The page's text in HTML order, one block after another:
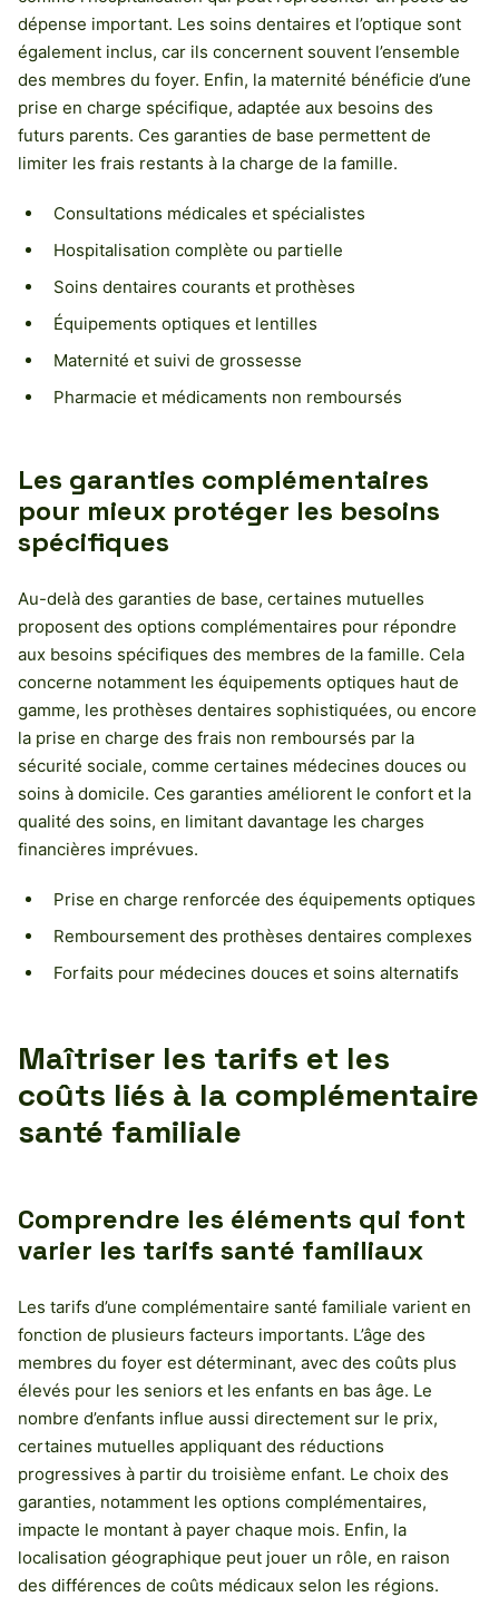
dépense important. Les soins dentaires et l’optique sont
également inclus, car ils concernent souvent l’ensemble
des membres du foyer. Enfin, la maternité bénéficie d’une
prise en charge spécifique, adaptée aux besoins des
futurs parents. Ces garanties de base permettent de
limiter les frais restants à la charge de la famille.
Consultations médicales et spécialistes
Hospitalisation complète ou partielle
Soins dentaires courants et prothèses
Équipements optiques et lentilles
Maternité et suivi de grossesse
Pharmacie et médicaments non remboursés
Les garanties complémentaires
pour mieux protéger les besoins
spécifiques
Au-delà des garanties de base, certaines mutuelles
proposent des options complémentaires pour répondre
aux besoins spécifiques des membres de la famille. Cela
concerne notamment les équipements optiques haut de
gamme, les prothèses dentaires sophistiquées, ou encore
la prise en charge des frais non remboursés par la
sécurité sociale, comme certaines médecines douces ou
soins à domicile. Ces garanties améliorent le confort et la
qualité des soins, en limitant davantage les charges
financières imprévues.
Prise en charge renforcée des équipements optiques
Remboursement des prothèses dentaires complexes
Forfaits pour médecines douces et soins alternatifs
Maîtriser les tarifs et les
coûts liés à la complémentaire
santé familiale
Comprendre les éléments qui font
varier les tarifs santé familiaux
Les tarifs d’une complémentaire santé familiale varient en
fonction de plusieurs facteurs importants. L’âge des
membres du foyer est déterminant, avec des coûts plus
élevés pour les seniors et les enfants en bas âge. Le
nombre d’enfants influe aussi directement sur le prix,
certaines mutuelles appliquant des réductions
progressives à partir du troisième enfant. Le choix des
garanties, notamment les options complémentaires,
impacte le montant à payer chaque mois. Enfin, la
localisation géographique peut jouer un rôle, en raison
des différences de coûts médicaux selon les régions.